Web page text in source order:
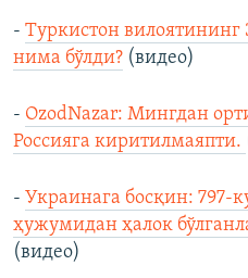
- Туркистон
нима бўлди? (видео)
- OzodNazar: Мингдан
Россияга киритилмаяпти.
- Украинага босқин: 797-
ҳужумидан ҳалок
(видео)